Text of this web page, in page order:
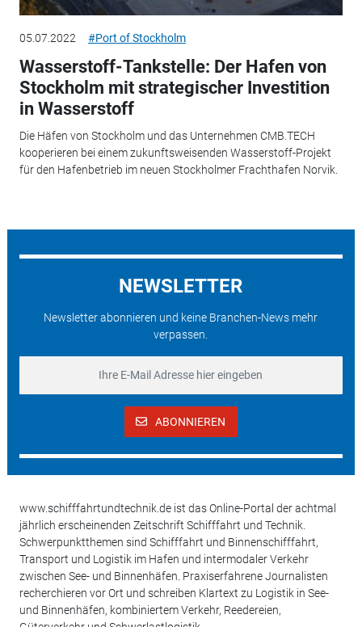
05.07.2022 #Port of Stockholm
Wasserstoff-Tankstelle: Der Hafen von
Stockholm mit strategischer Investition
in Wasserstoff
Die Häfen von Stockholm und das Unternehmen CMB.TECH
kooperieren bei einem zukunftsweisenden Wasserstoff-Projekt
für den Hafenbetrieb im neuen Stockholmer Frachthafen Norvik.
NEWSLETTER
Newsletter abonnieren und keine Branchen-News mehr
verpassen.
ABONNIEREN
www.schifffahrtundtechnik.de ist das Online-Portal der achtmal
jährlich erscheinenden Zeitschrift Schifffahrt und Technik.
Schwerpunktthemen sind Schifffahrt und Binnenschifffahrt,
Transport und Logistik im Hafen und intermodaler Verkehr
zwischen See- und Binnenhäfen. Praxiserfahrene Journalisten
recherchieren vor Ort und schreiben Klartext zu Logistik in See-
und Binnenhäfen, kombiniertem Verkehr, Reedereien,